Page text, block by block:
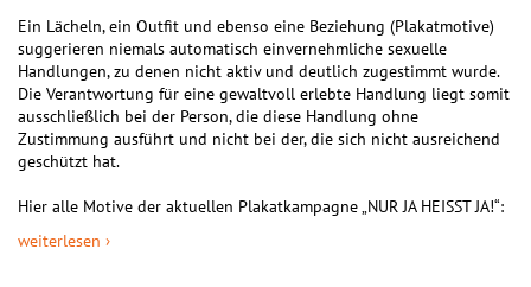
Ein Lächeln, ein Outfit und ebenso eine Beziehung (Plakatmotive)
suggerieren niemals automatisch einvernehmliche sexuelle
Handlungen, zu denen nicht aktiv und deutlich zugestimmt wurde.
Die Verantwortung für eine gewaltvoll erlebte Handlung liegt somit
ausschließlich bei der Person, die diese Handlung ohne
Zustimmung ausführt und nicht bei der, die sich nicht ausreichend
geschützt hat.
Hier alle Motive der aktuellen Plakatkampagne „NUR JA HEISST JA!“:
weiterlesen ›